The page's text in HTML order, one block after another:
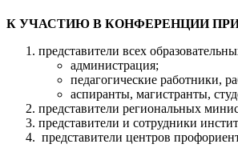
К УЧАСТИЮ В КОНФЕРЕНЦИИ
представители всех
администрация;
педагогические работники,
аспиранты, магистранты,
представители региональных
представители и сотрудники
представители центров